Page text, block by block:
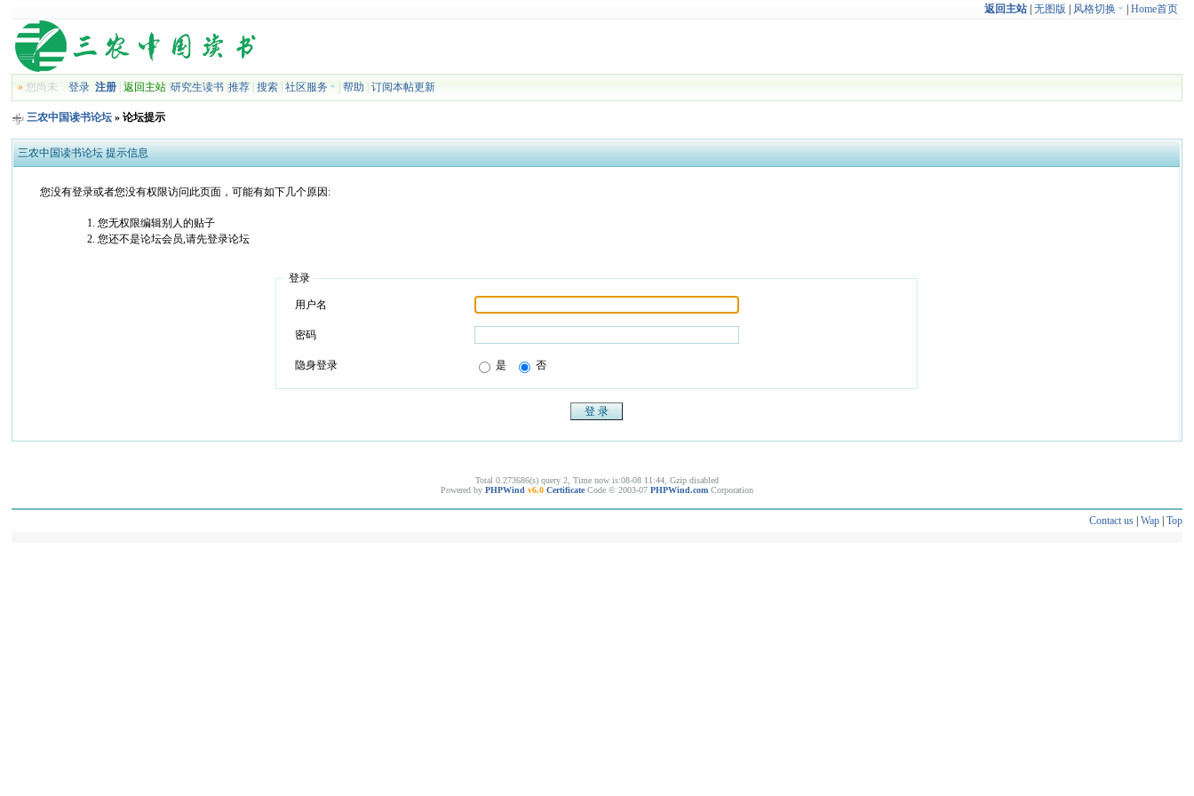
返回主站| 无图版 风格切换 Home首页
» 您尚未登录 注册 |返回主站 |研究生读书 |推荐 |搜索 |社区服务 |帮助 |订阅本帖更新
三农中国读书论坛 » 论坛提示
三农中国读书论坛 提示信息
您没有登录或者您没有权限访问此页面，可能有如下几个原因:
您无权限编辑别人的贴子
您还不是论坛会员,请先登录论坛
登录
用户名
密码
隐身登录 是 否
Total 0.273686(s) query 2, Time now is:08-08 11:44, Gzip disabled
Powered by PHPWind v6.0 Certificate Code © 2003-07 PHPWind.com Corporation
Contact us| Wap| Top